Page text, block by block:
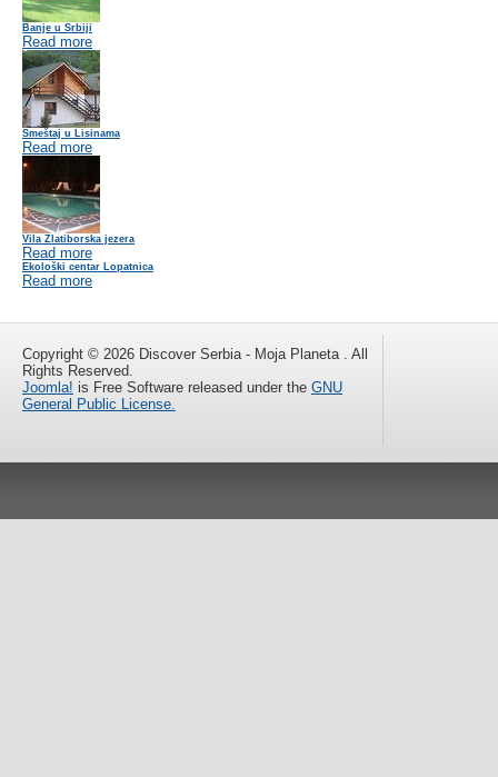
Banje u Srbiji
Read more
Smeštaj u Lisinama
Read more
Vila Zlatiborska jezera
Read more
Ekološki centar Lopatnica
Read more
Copyright © 2026 Discover Serbia - Moja Planeta . All
Rights Reserved.
Joomla! is Free Software released under the GNU
General Public License.